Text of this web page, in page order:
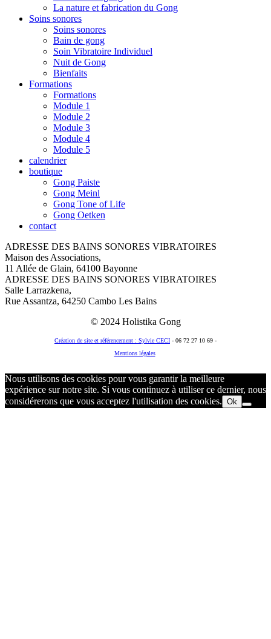
La nature et fabrication du Gong
Soins sonores
Soins sonores
Bain de gong
Soin Vibratoire Individuel
Nuit de Gong
Bienfaits
Formations
Formations
Module 1
Module 2
Module 3
Module 4
Module 5
calendrier
boutique
Gong Paiste
Gong Meinl
Gong Tone of Life
Gong Oetken
contact
ADRESSE DES BAINS SONORES VIBRATOIRES
Maison des Associations,
11 Allée de Glain, 64100 Bayonne
ADRESSE DES BAINS SONORES VIBRATOIRES
Salle Larrazkena,
Rue Assantza, 64250 Cambo Les Bains
© 2024 Holistika Gong
Création de site et référencement : Sylvie CECI - 06 72 27 10 69 -
Mentions légales
Nous utilisons des cookies pour vous garantir la meilleure
expérience sur notre site. Si vous continuez à utiliser ce dernier, nous
considérerons que vous acceptez l'utilisation des cookies. Ok